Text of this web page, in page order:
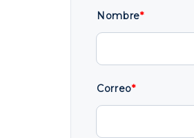
Nombre*
Correo*